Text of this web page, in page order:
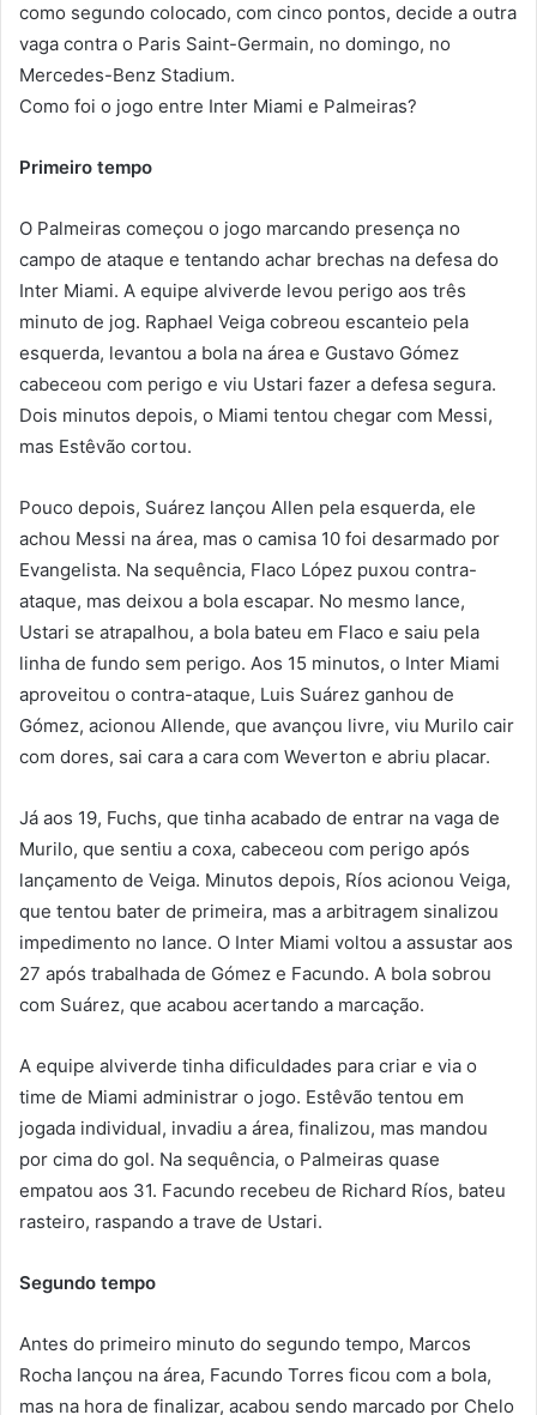
como segundo colocado, com cinco pontos, decide a outra
vaga contra o Paris Saint-Germain, no domingo, no
Mercedes-Benz Stadium.
Como foi o jogo entre Inter Miami e Palmeiras?
Primeiro tempo
O Palmeiras começou o jogo marcando presença no
campo de ataque e tentando achar brechas na defesa do
Inter Miami. A equipe alviverde levou perigo aos três
minuto de jog. Raphael Veiga cobreou escanteio pela
esquerda, levantou a bola na área e Gustavo Gómez
cabeceou com perigo e viu Ustari fazer a defesa segura.
Dois minutos depois, o Miami tentou chegar com Messi,
mas Estêvão cortou.
Pouco depois, Suárez lançou Allen pela esquerda, ele
achou Messi na área, mas o camisa 10 foi desarmado por
Evangelista. Na sequência, Flaco López puxou contra-
ataque, mas deixou a bola escapar. No mesmo lance,
Ustari se atrapalhou, a bola bateu em Flaco e saiu pela
linha de fundo sem perigo. Aos 15 minutos, o Inter Miami
aproveitou o contra-ataque, Luis Suárez ganhou de
Gómez, acionou Allende, que avançou livre, viu Murilo cair
com dores, sai cara a cara com Weverton e abriu placar.
Já aos 19, Fuchs, que tinha acabado de entrar na vaga de
Murilo, que sentiu a coxa, cabeceou com perigo após
lançamento de Veiga. Minutos depois, Ríos acionou Veiga,
que tentou bater de primeira, mas a arbitragem sinalizou
impedimento no lance. O Inter Miami voltou a assustar aos
27 após trabalhada de Gómez e Facundo. A bola sobrou
com Suárez, que acabou acertando a marcação.
A equipe alviverde tinha dificuldades para criar e via o
time de Miami administrar o jogo. Estêvão tentou em
jogada individual, invadiu a área, finalizou, mas mandou
por cima do gol. Na sequência, o Palmeiras quase
empatou aos 31. Facundo recebeu de Richard Ríos, bateu
rasteiro, raspando a trave de Ustari.
Segundo tempo
Antes do primeiro minuto do segundo tempo, Marcos
Rocha lançou na área, Facundo Torres ficou com a bola,
mas na hora de finalizar, acabou sendo marcado por Chelo